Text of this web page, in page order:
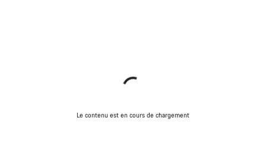
Le contenu est en cours de chargement